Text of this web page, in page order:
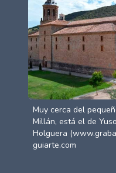
Muy cerca del
Millán, está el de
Holguera
guiarte.com